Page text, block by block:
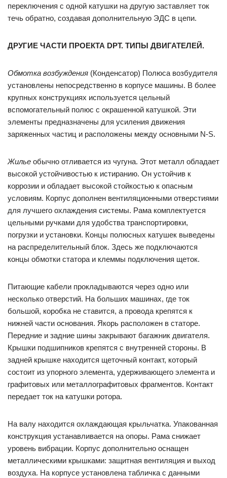
переключения с одной катушки на другую заставляет ток
течь обратно, создавая дополнительную ЭДС в цепи.
ДРУГИЕ ЧАСТИ ПРОЕКТА DPT. ТИПЫ ДВИГАТЕЛЕЙ.
Обмотка возбуждения (Конденсатор) Полюса возбудителя
установлены непосредственно в корпусе машины. В более
крупных конструкциях используется цельный
вспомогательный полюс с окрашенной катушкой. Эти
элементы предназначены для усиления движения
заряженных частиц и расположены между основными N-S.
Жилье обычно отливается из чугуна. Этот металл обладает
высокой устойчивостью к истиранию. Он устойчив к
коррозии и обладает высокой стойкостью к опасным
условиям. Корпус дополнен вентиляционными отверстиями
для лучшего охлаждения системы. Рама комплектуется
цельными ручками для удобства транспортировки,
погрузки и установки. Концы полюсных катушек выведены
на распределительный блок. Здесь же подключаются
концы обмотки статора и клеммы подключения щеток.
Питающие кабели прокладываются через одно или
несколько отверстий. На больших машинах, где ток
большой, коробка не ставится, а провода крепятся к
нижней части основания. Якорь расположен в статоре.
Передние и задние шины закрывают багажник двигателя.
Крышки подшипников крепятся с внутренней стороны. В
задней крышке находится щеточный контакт, который
состоит из упорного элемента, удерживающего элемента и
графитовых или металлографитовых фрагментов. Контакт
передает ток на катушки ротора.
На валу находится охлаждающая крыльчатка. Упакованная
конструкция устанавливается на опоры. Рама снижает
уровень вибрации. Корпус дополнительно оснащен
металлическими крышками: защитная вентиляция и выход
воздуха. На корпусе установлена табличка с данными